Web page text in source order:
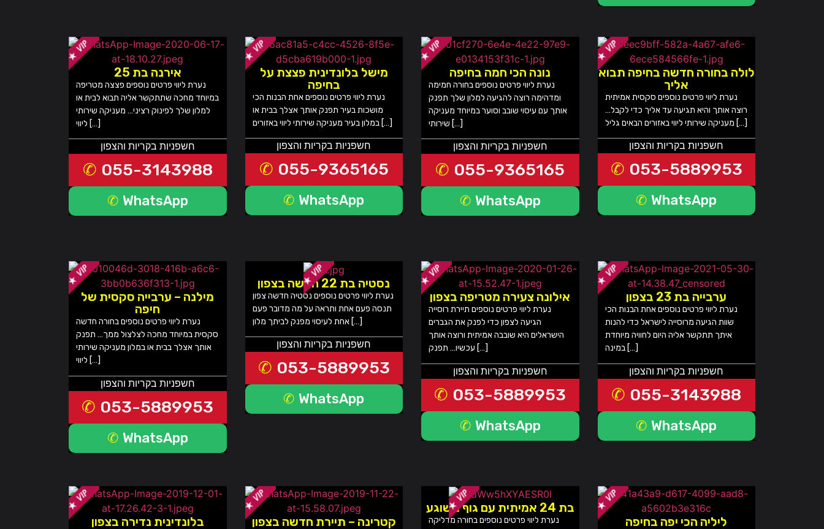
אירנה בת 25
נערת ליווי פרטים נוספים פצצה מטריפה
במיוחד מחכה שתתקשר אליה תבוא לבית או
למלון שלך לפינוק רציני… מעניקה שירותי
ליווי […]
חשפניות בקריות והצפון
055-3143988
WhatsApp
מישל בלונדינית פצצת על
בחיפה
נערת ליווי פרטים נוספים אחת הבנות הכי
מושכות בעיר תפנק אותך אצלך בבית או
במלון בעיר מעניקה שירותי ליווי באזורים […]
חשפניות בקריות והצפון
055-9365165
WhatsApp
נונה הכי חמה בחיפה
נערת ליווי פרטים נוספים בחורה חמימה
ומדהימה רוצה להגיעה למלון שלך תפנק
אותך עם עיסוי שובב וסוער במיוחד מעניקה
שירותי […]
חשפניות בקריות והצפון
055-9365165
WhatsApp
לולה בחורה חדשה בחיפה תבוא
אליך
נערת ליווי פרטים נוספים סקסית אמיתית
רוצה אותך והיא תגיעה עד אליך כדי לקבל…
מעניקה שירותי ליווי באזורים הבאים גליל […]
חשפניות בקריות והצפון
053-5889953
WhatsApp
מילנה – ערבייה סקסית של
חיפה
נערת ליווי פרטים נוספים בחורה חדשה
סקסית במיוחד מחכה לצלצול ממך… תפנק
אותך אצלך בבית או במלון מעניקה שירותי
ליווי […]
חשפניות בקריות והצפון
053-5889953
WhatsApp
נסטיה בת 22 חדשה בצפון
נערת ליווי פרטים נוספים נסטיה חדשה צפון
תנסה פעם אחת ותראה על מה מדובר פעם
אחת לעיסוי מפנק לביתך מלון […]
חשפניות בקריות והצפון
053-5889953
WhatsApp
אילונה צעירה מטריפה בצפון
נערת ליווי פרטים נוספים תיירת רוסייה
הגיעה לצפון כדי לפנק את הגברים
הישראלים היא שובבה אמיתית ורוצה אותך
עכשיו… תפנק […]
חשפניות בקריות והצפון
053-5889953
WhatsApp
ערבייה בת 23 בצפון
נערת ליווי פרטים נוספים אחת הבנות הכי
שוות הגיעה מרוסייה לישראל כדי להנות
איתך תתקשר אליה היום לחוויה מיוחדת
במינה […]
חשפניות בקריות והצפון
055-3143988
WhatsApp
בלונדינית נדירה בצפון קטרינה – תיירת חדשה בצפון
בת 24 אמיתית עם גוף משוגע
נערת ליווי פרטים נוספים בחורה מדליקה
ליליה הכי יפה בחיפה